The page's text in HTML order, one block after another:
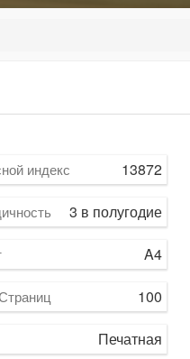
индекс 13872
3 в полугодие
A4
100
Печатная